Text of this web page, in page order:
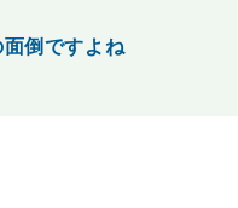
倒ですよね